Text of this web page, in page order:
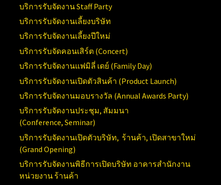
บริการรับจัดงานStaff Party
บริการรับจัดงานเลี้ยงบริษัท
บริการรับจัดงานเลี้ยงปีใหม่
บริการรับจัดคอนเสิร์ต (Concert)
บริการรับจัดงานแฟมิลี่ เดย์ (Family Day)
บริการรับจัดงานเปิดตัวสินค้า (Product Launch)
บริการรับจัดงานมอบรางวัล (AnnualAwards Party)
บริการรับจัดงานประชุม, สัมมนา
(Conference,Seminar)
บริการรับจัดงานเปิดตัวบริษัท, ร้านค้า, เปิดสาขาใหม่
(Grand Opening)
บริการรับจัดงานพิธีการเปิดบริษัท อาคารสำนักงาน
หน่วยงาน ร้านค้า